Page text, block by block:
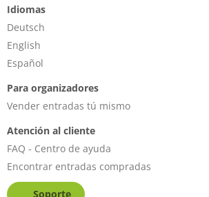
Idiomas
Deutsch
English
Español
Para organizadores
Vender entradas tú mismo
Atención al cliente
FAQ - Centro de ayuda
Encontrar entradas compradas
Soporte